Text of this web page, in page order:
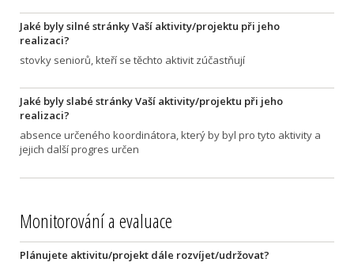
Jaké byly silné stránky Vaší aktivity/projektu při jeho
realizaci?
stovky seniorů, kteří se těchto aktivit zúčastňují
Jaké byly slabé stránky Vaší aktivity/projektu při jeho
realizaci?
absence určeného koordinátora, který by byl pro tyto aktivity a
jejich další progres určen
Monitorování a evaluace
Plánujete aktivitu/projekt dále rozvíjet/udržovat?